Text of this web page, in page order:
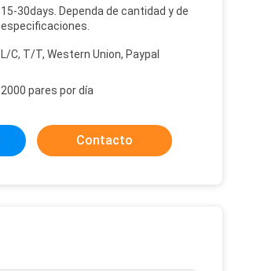
15-30days. Dependa de cantidad y de
especificaciones.
L/C, T/T, Western Union, Paypal
2000 pares por día
Contacto